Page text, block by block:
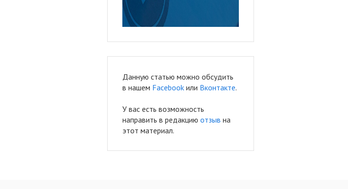
Данную статью можно обсудить
в нашем Facebook или Вконтакте.
У вас есть возможность
направить в редакцию отзыв на
этот материал.